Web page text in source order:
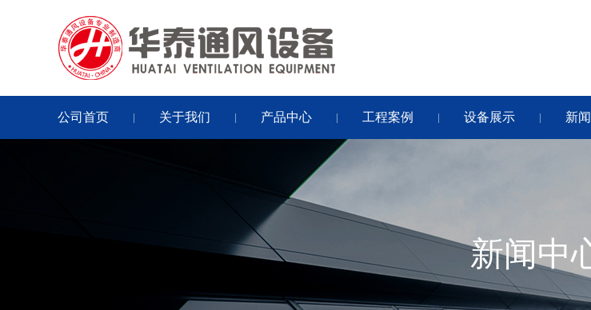
公司首页 | 关于我们 | 产品中心 | 工程案例 | 设备展示 | 新
新闻中